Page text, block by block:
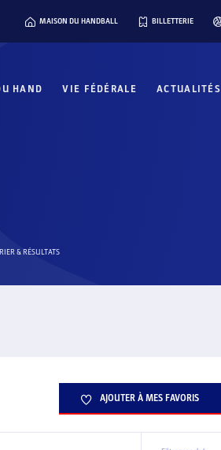
MAISON DU HANDBALL BILLETTERIE
HAND VIE FÉDÉRALE ACTUALITÉS
& RÉSULTATS
AJOUTER À MES FAVORIS